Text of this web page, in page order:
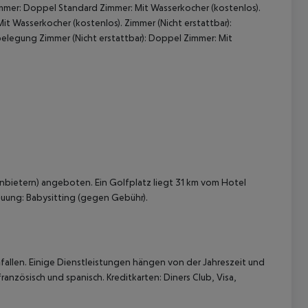
Doppel Standard Zimmer: Mit Wasserkocher (kostenlos).
Wasserkocher (kostenlos). Zimmer (Nicht erstattbar):
Zimmer (Nicht erstattbar): Doppel Zimmer: Mit
angeboten. Ein Golfplatz liegt 31 km vom Hotel
Babysitting (gegen Gebühr).
Einige Dienstleistungen hängen von der Jahreszeit und
und spanisch. Kreditkarten: Diners Club, Visa,